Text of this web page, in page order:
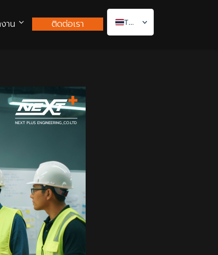
าน ติดต่อเรา Thai